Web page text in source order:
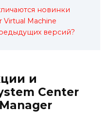
новинки
Virtual Machine
версий?
и
Center